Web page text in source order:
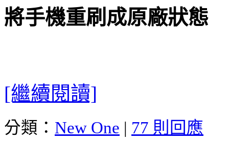
將手機重刷成原廠狀態
[繼續閱讀]
分類： New One | 77 則回應